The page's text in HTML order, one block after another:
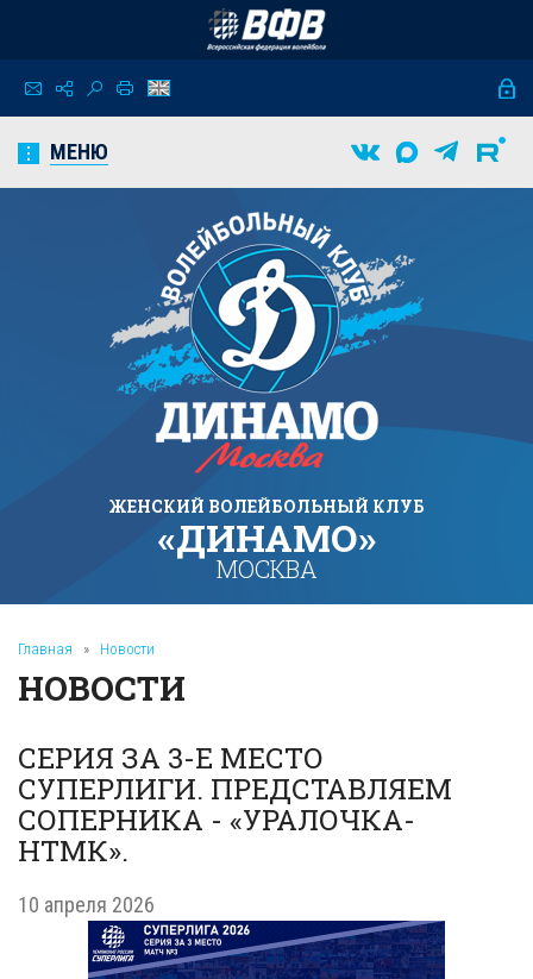
МЕНЮ
ЖЕНСКИЙ ВОЛЕЙБОЛЬНЫЙ КЛУБ
«ДИНАМО»
МОСКВА
Главная » Новости
НОВОСТИ
СЕРИЯ ЗА 3-Е МЕСТО
СУПЕРЛИГИ. ПРЕДСТАВЛЯЕМ
СОПЕРНИКА - «УРАЛОЧКА-
НТМК».
10 апреля 2026